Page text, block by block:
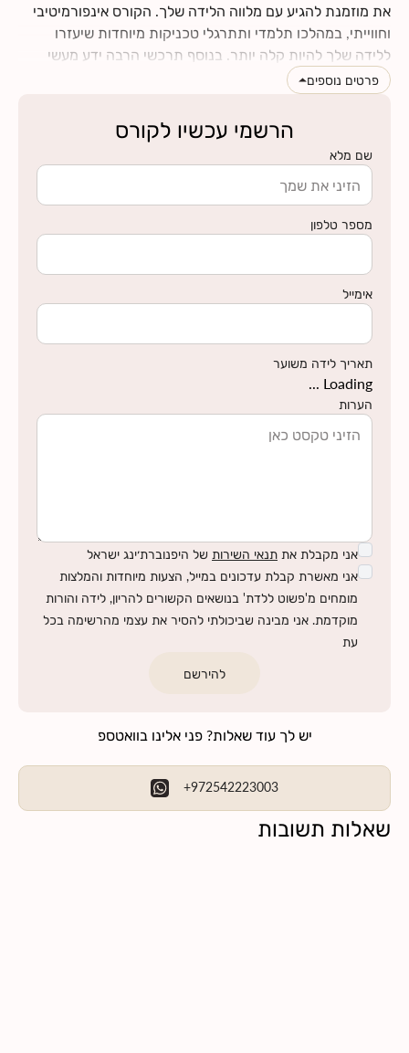
את מוזמנת להגיע עם מלווה הלידה שלך. הקורס אינפורמיטיבי
וחווייתי, במהלכו תלמדי ותתרגלי טכניקות מיוחדות שיעזרו
ללידה שלך להיות קלה יותר. בנוסף תרכשי הרבה ידע מעשי
וטיפים לתקופת ההריון והלידה. תינתן לך ההזדמנות לעבור
תהליך מהנה של הבאת מודעות עצמית לגוף ולנפש שלך, תגלי
כמה הם מושפעים אחד מהשני, וכמה הם יכולים לתרום ולתמוך
בלידה עדינה כאשר לומדים להרפות אותם. את ומלווה הלידה
שלך תרכשו ידע ותפתחו כישורי תקשורת אחד עם השנייה, עם
לחצי כאן למצוא מידע על החזרי ביטוח
פרטים נוספים
הרשמי עכשיו לקורס
שם מלא
מספר טלפון
אימייל
תאריך לידה משוער
Loading ...
הערות
אני מקבלת את תנאי השירות של היפנוברת׳ינג ישראל
אני מאשרת קבלת עדכונים במייל, הצעות מיוחדות והמלצות
מומחים מ'פשוט ללדת' בנושאים הקשורים להריון, לידה והורות
מוקדמת. אני מבינה שביכולתי להסיר את עצמי מהרשימה בכל
עת
להירשם
יש לך עוד שאלות? פני אלינו בוואטספ
+972542223003
שאלות תשובות